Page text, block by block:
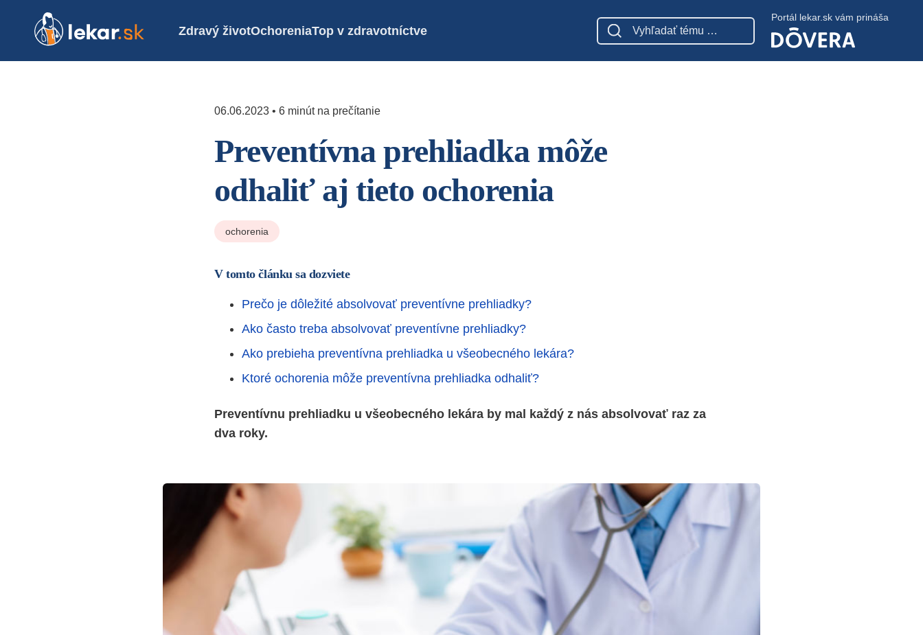
Zdravý životOchoreniaTop v zdravotníctve
Portál lekar.sk vám prináša
06.06.2023 • 6 minút na prečítanie
Preventívna prehliadka môže
odhaliť aj tieto ochorenia
ochorenia
V tomto článku sa dozviete
Prečo je dôležité absolvovať preventívne prehliadky?
Ako často treba absolvovať preventívne prehliadky?
Ako prebieha preventívna prehliadka u všeobecného lekára?
Ktoré ochorenia môže preventívna prehliadka odhaliť?
Preventívnu prehliadku u všeobecného lekára by mal každý z nás absolvovať raz za
dva roky.